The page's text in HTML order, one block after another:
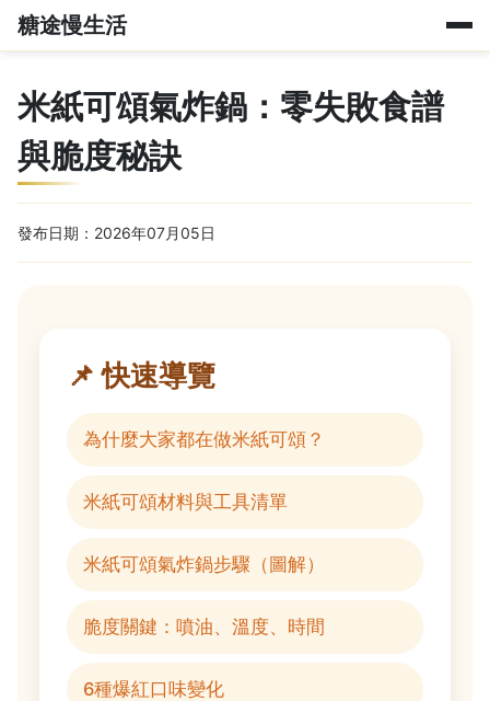
糖途慢生活
米紙可頌氣炸鍋：零失敗食譜
與脆度秘訣
發布日期：2026年07月05日
📌 快速導覽
為什麼大家都在做米紙可頌？
米紙可頌材料與工具清單
米紙可頌氣炸鍋步驟（圖解）
脆度關鍵：噴油、溫度、時間
6種爆紅口味變化